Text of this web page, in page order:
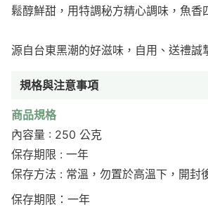
鬆醇鮮甜，用特調秘方精心調味，魚香
源自台東黑潮的好滋味，自用、送禮誠
規格與注意事項
商品規格
內容量 : 250 公克
保存期限 : 一年
保存方法 : 常溫，勿置於高溫下，開封
保存期限：一年